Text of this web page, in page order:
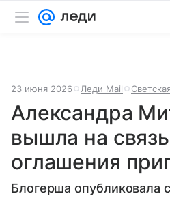
23 июня 2026 Леди Mail
Александра
вышла на
оглашения
Блогерша опубликовала